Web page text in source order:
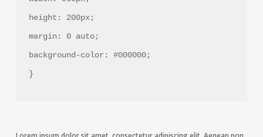
height: 200px;
margin: 0 auto;
background-color: #000000;
}